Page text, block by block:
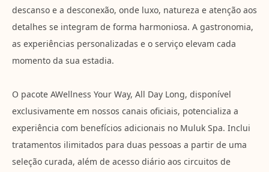
descanso e a desconexão, onde luxo, natureza e atenção aos
detalhes se integram de forma harmoniosa. A gastronomia,
as experiências personalizadas e o serviço elevam cada
momento da sua estadia.
O pacote AWellness Your Way, All Day Long, disponível
exclusivamente em nossos canais oficiais, potencializa a
experiência com benefícios adicionais no Muluk Spa. Inclui
tratamentos ilimitados para duas pessoas a partir de uma
seleção curada, além de acesso diário aos circuitos de